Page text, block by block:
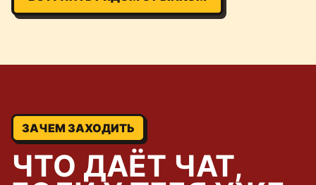
ЗАЧЕМ ЗАХОДИТЬ
ЧТО ДАЁТ ЧАТ,